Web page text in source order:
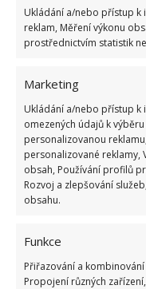
Ukládání a/nebo přístup k
reklam, Měření výkonu
prostřednictvím statistik
Marketing
Ukládání a/nebo přístup k
omezených údajů k
personalizovanou
personalizované
obsah, Používání profilů
Rozvoj a zlepšování
obsahu.
Funkce
Přiřazování a
Propojení různých
Při volbě barvy
místnost se jedná.
jinak v ložnici a
Atmosféra v
Vás budit energii,
působit
Vyvarujte se tomu,
aktuálních módních
odpovídala fotkám
abyste se Vy sami